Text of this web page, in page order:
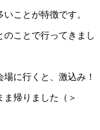
ことが特徴です。
ことで行ってきまし
に行くと、激込み！
帰りました（＞